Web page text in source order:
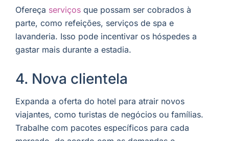
Ofereça serviços que possam ser cobrados à
parte, como refeições, serviços de spa e
lavanderia. Isso pode incentivar os hóspedes a
gastar mais durante a estadia.
4. Nova clientela
Expanda a oferta do hotel para atrair novos
viajantes, como turistas de negócios ou famílias.
Trabalhe com pacotes específicos para cada